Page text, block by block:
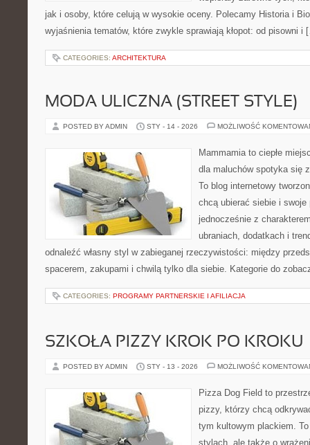
jak i osoby, które celują w wysokie oceny. Polecamy Historia i
wyjaśnienia tematów, które zwykle sprawiają kłopot: od pisowni i
CATEGORIES: ARCHITEKTURA
MODA ULICZNA (STREET STYLE)
POSTED BY ADMIN STY - 14 - 2026 MOŻLIWOŚĆ
Mammamia to ciepłe
dla maluchów spotyka się
To blog internetowy
chcą ubierać siebie i
jednocześnie z
ubraniach, dodatkach i
odnaleźć własny styl w zabieganej rzeczywistości: między
spacerem, zakupami i chwilą tylko dla siebie. Kategorie do
CATEGORIES: PROGRAMY PARTNERSKIE I AFILIACJA
SZKOŁA PIZZY KROK PO KROKU
POSTED BY ADMIN STY - 13 - 2026 MOŻLIWOŚĆ
Pizza Dog Field to
pizzy, którzy chcą
tym kultowym plackiem.
stylach, ale także o